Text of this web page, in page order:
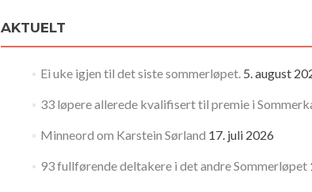
AKTUELT
Ei uke igjen til det siste sommerløpet. 5. august
33 løpere allerede kvalifisert til premie i
Minneord om Karstein Sørland 17. juli 2026
93 fullførende deltakere i det andre Sommerløpet